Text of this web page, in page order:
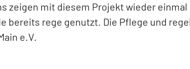
zeigen mit diesem Projekt wieder
bereits rege genutzt. Die Pflege und
e.V.